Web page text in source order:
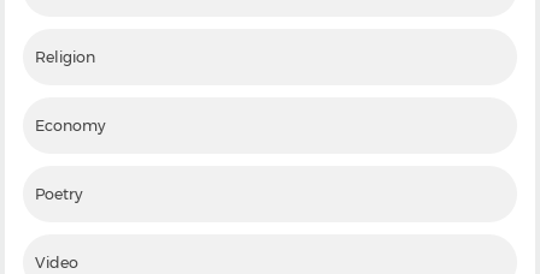
Religion
Economy
Poetry
Video